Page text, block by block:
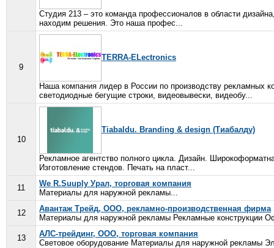
Студия 213 – это команда профессионалов в области
находим решения. Это наша профес...
9
TERRA-ELectronics
Наша компания лидер в России по производству рекламных
светодиодные бегущие строки, видеовывески, видеобу...
10
Tiabaldu. Branding & design (Тиабалду)
Рекламное агентство полного цикла. Дизайн.
Изготовление стендов. Печать на пласт...
11
We R.Suuply Урал, торговая компания
Материалы для наружной рекламы...
12
Авантаж Трейд, ООО, рекламно-производственная фирма
Материалы для наружной рекламы Рекламные конструкции
13
АЛС-трейдинг, ООО, торговая компания
Световое оборудование Материалы для наружной рекламы